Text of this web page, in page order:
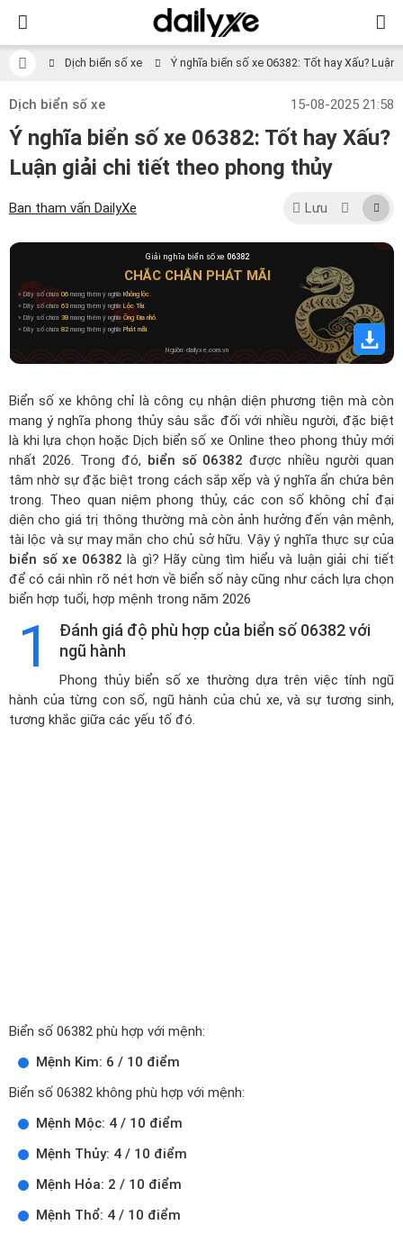
Dịch biển số xe Ý nghĩa biển số xe 06382: Tốt hay Xấu?
Dịch biển số xe 15-08-2025 21:58
Ý nghĩa biển số xe 06382: Tốt hay Xấu?
Luận giải chi tiết theo phong thủy
Ban tham vấn DailyXe Lưu
Giải nghĩa biển số xe 06382
CHẮC CHẮN PHÁT MÃI
» Dãy số chứa06 mang thêm ý nghĩa Không lộc.
» Dãy số chứa 63 mang thêm ý nghĩaLộc Tài.
» Dãy số chứa 38 mang thêm ý nghĩaÔng Địa nhỏ.
» Dãy số chứa 82 mang thêm ý nghĩa Phát mãi.
Nguồn: dailyxe.com.vn
Biển số xe không chỉ là công cụ nhận diện phương tiện mà còn
mang ý nghĩa phong thủy sâu sắc đối với nhiều người, đặc biệt
là khi lựa chọn hoặcDịch biển số xe Online theo phong thủy mới
nhất 2026. Trong đó, biển số 06382 được nhiều người quan
tâm nhờ sự đặc biệt trong cách sắp xếp và ý nghĩa ẩn chứa bên
trong. Theo quan niệm phong thủy, các con số không chỉ đại
diện cho giá trị thông thường mà còn ảnh hưởng đến vận mệnh,
tài lộc và sự may mắn cho chủ sở hữu. Vậy ý nghĩa thực sự của
biển số xe 06382 là gì? Hãy cùng tìm hiểu và luận giải chi tiết
để có cái nhìn rõ nét hơn về biển số này cũng như cách lựa chọn
biển hợp tuổi, hợp mệnh trong năm 2026
1
Đánh giá độ phù hợp của biển số 06382 với
ngũ hành
Phong thủy biển số xe thường dựa trên việc tính ngũ
hành của từng con số, ngũ hành của chủ xe, và sự tương sinh,
tương khắc giữa các yếu tố đó.
Biển số 06382 phù hợp với mệnh:
Mệnh Kim: 6 / 10 điểm
Biển số 06382 không phù hợp với mệnh:
Mệnh Mộc: 4 / 10 điểm
Mệnh Thủy: 4 / 10 điểm
Mệnh Hỏa: 2 / 10 điểm
Mệnh Thổ: 4 / 10 điểm